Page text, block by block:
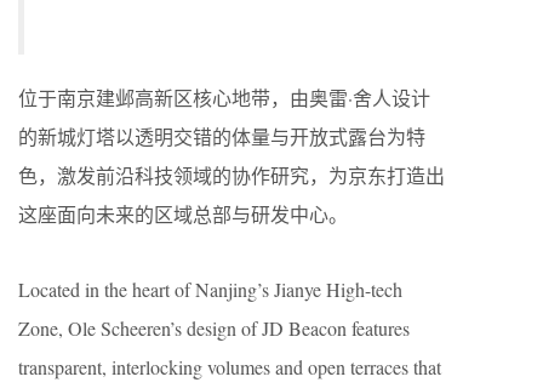
位于南京建邺高新区核心地带，由奥雷·舍人设计
的新城灯塔以透明交错的体量与开放式露台为特
色，激发前沿科技领域的协作研究，为京东打造出
这座面向未来的区域总部与研发中心。
Located in the heart of Nanjing’s Jianye High-tech
Zone, Ole Scheeren’s design of JD Beacon features
transparent, interlocking volumes and open terraces that